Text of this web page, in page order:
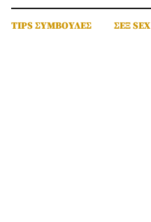
TIPS ΣΥΜΒΟΥΛΕΣ ΣΕΞ SEX